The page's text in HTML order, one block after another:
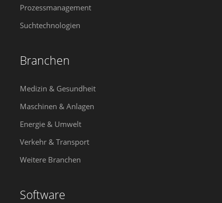
Prozessmanagement
Suchtechnologien
Branchen
Medizin & Gesundheit
Maschinen & Anlagen
Energie & Umwelt
Verkehr & Transport
Weitere Branchen
Software